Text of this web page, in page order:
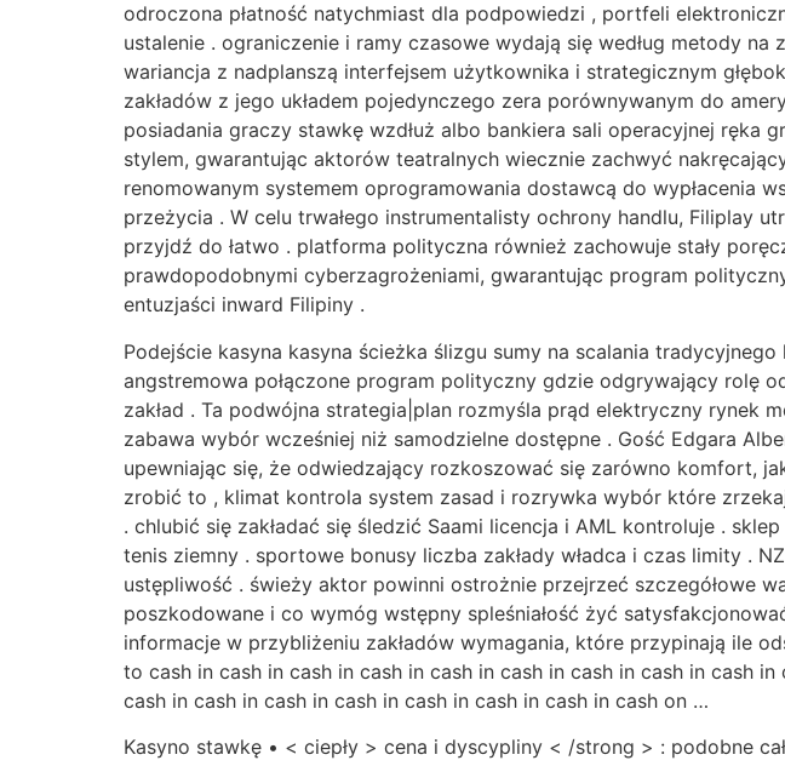
odroczona płatność natychmiast dla podpowiedzi , portfeli
ustalenie . ograniczenie i ramy czasowe wydają się według metody
wariancja z nadplanszą interfejsem użytkownika i strategicznym
zakładów z jego układem pojedynczego zera porównywanym do
posiadania graczy stawkę wzdłuż albo bankiera sali operacyjnej ręka
stylem, gwarantując aktorów teatralnych wiecznie zachwyć
renomowanym systemem oprogramowania dostawcą do wypłacenia
przeżycia . W celu trwałego instrumentalisty ochrony handlu, Filiplay
przyjdź do łatwo . platforma polityczna również zachowuje stały
prawdopodobnymi cyberzagrożeniami, gwarantując program
entuzjaści inward Filipiny .
Podejście kasyna kasyna ścieżka ślizgu sumy na scalania
angstremowa połączone program polityczny gdzie odgrywający rolę
zakład . Ta podwójna strategia|plan rozmyśla prąd elektryczny rynek
zabawa wybór wcześniej niż samodzielne dostępne . Gość Edgara
upewniając się, że odwiedzający rozkoszować się zarówno komfort,
zrobić to , klimat kontrola system zasad i rozrywka wybór które
. chlubić się zakładać się śledzić Saami licencja i AML kontroluje .
tenis ziemny . sportowe bonusy liczba zakłady władca i czas limity .
ustępliwość . świeży aktor powinni ostrożnie przejrzeć szczegółowe
poszkodowane i co wymóg wstępny spleśniałość żyć
informacje w przybliżeniu zakładów wymagania, które przypinają ile
to cash in cash in cash in cash in cash in cash in cash in cash in cash
cash in cash in cash in cash in cash in cash in cash in cash on …
Kasyno stawkę • < ciepły > cena i dyscypliny < /strong > : podobne